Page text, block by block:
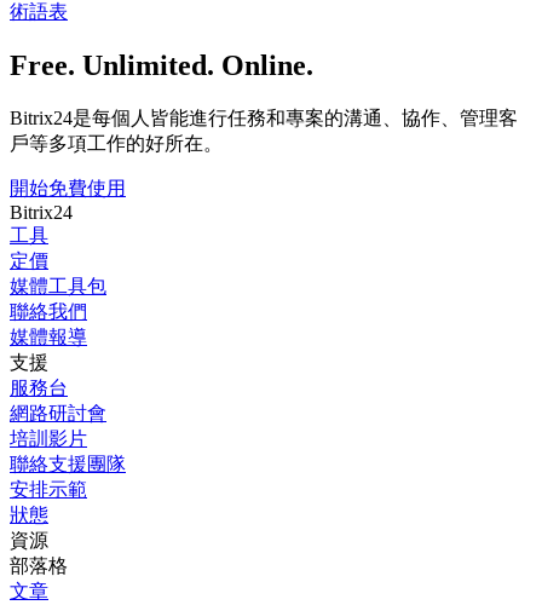
術語表
Free. Unlimited. Online.
Bitrix24是每個人皆能進行任務和專案的溝通、協作、管理客
戶等多項工作的好所在。
開始免費使用
Bitrix24
工具
定價
媒體工具包
聯絡我們
媒體報導
支援
服務台
網路研討會
培訓影片
聯絡支援團隊
安排示範
狀態
資源
部落格
文章